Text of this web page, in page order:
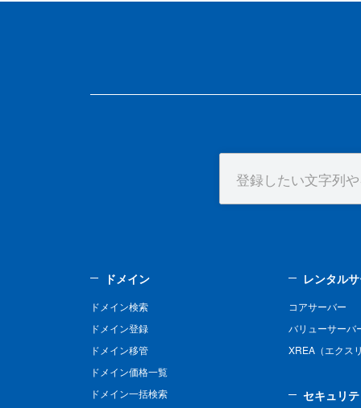
ドメイン
ドメイン検索
ドメイン登録
ドメイン移管
ドメイン価格一覧
ドメイン一括検索
レンタル
コアサーバー
バリューサーバ
XREA（エクス
セキュリ